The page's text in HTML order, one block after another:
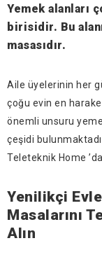
Yemek alanları
birisidir. Bu
masasıdır.
Aile üyelerinin her
çoğu evin en
önemli unsuru
çeşidi
Teleteknik Home
Yenilikçi
Masalarını
Alın